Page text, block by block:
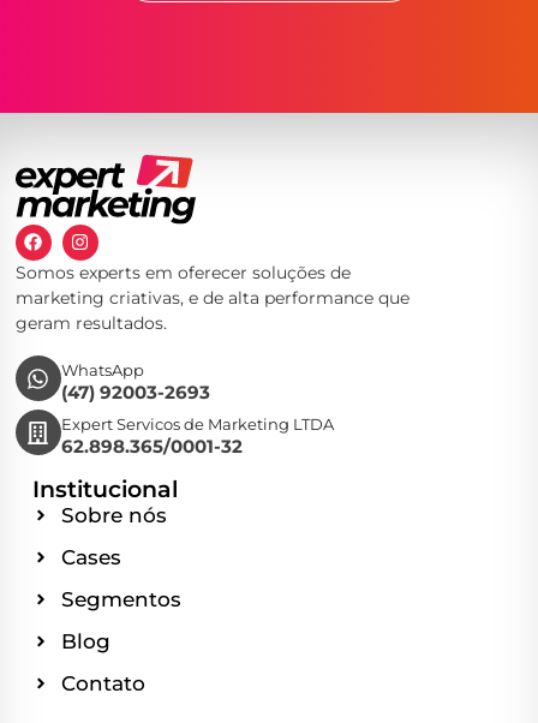
Somos experts em oferecer soluções de
marketing criativas, e de alta performance que
geram resultados.
WhatsApp
(47) 92003-2693
Expert Servicos de Marketing LTDA
62.898.365/0001-32
Institucional
Sobre nós
Cases
Segmentos
Blog
Contato